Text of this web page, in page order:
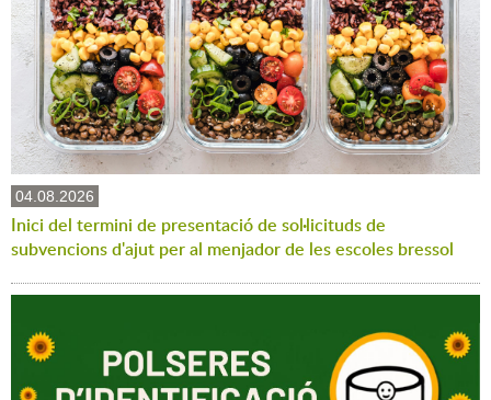
04.08.2026
Inici del termini de presentació de sol·licituds de
subvencions d'ajut per al menjador de les escoles bressol